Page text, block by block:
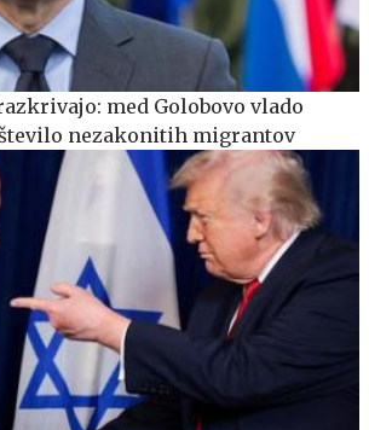
med Golobovo vlado
nezakonitih migrantov